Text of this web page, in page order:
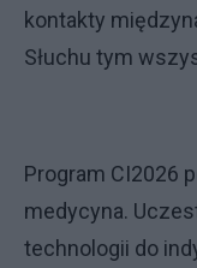
kontakty
Słuchu tym
Program CI2026
medycyna.
technologii do